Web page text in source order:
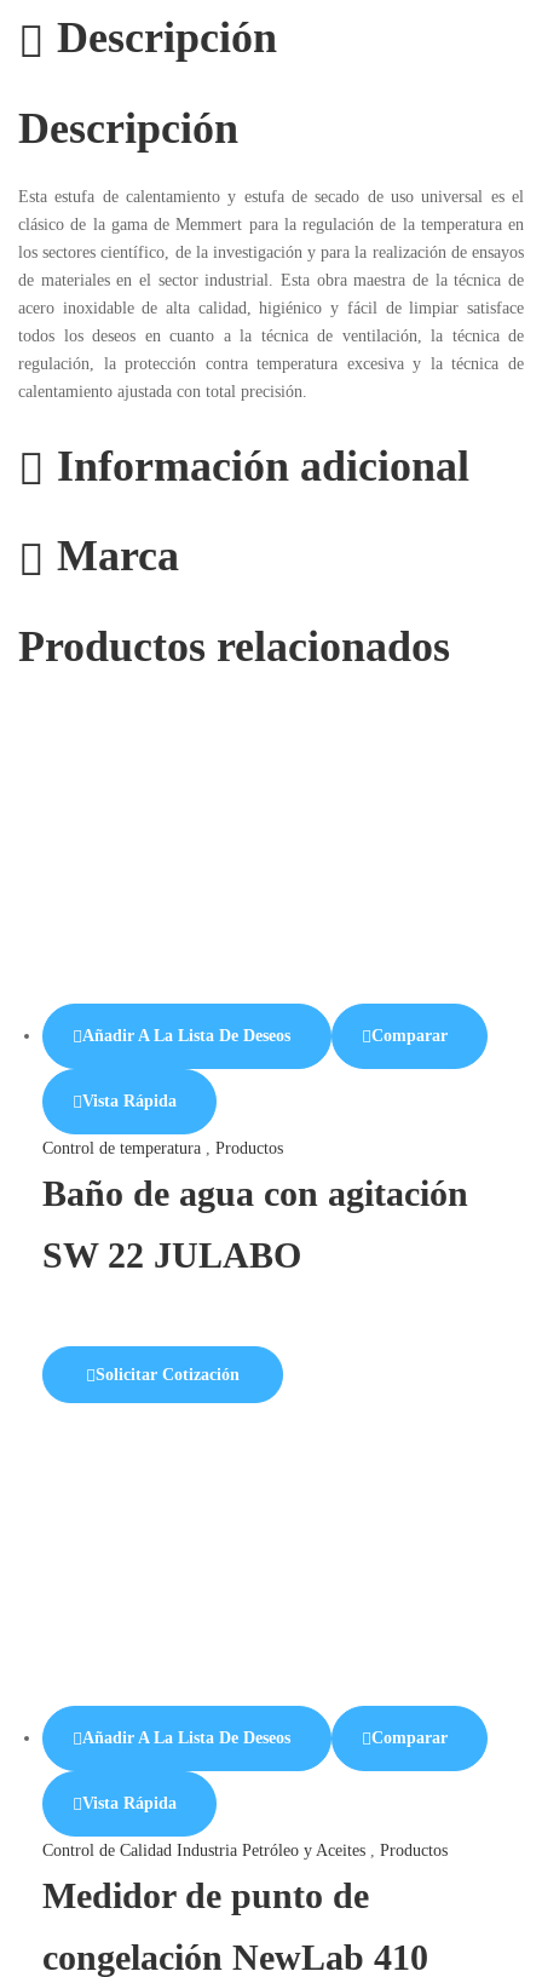
Descripción
Descripción
Esta estufa de calentamiento y estufa de secado de uso universal es el
clásico de la gama de Memmert para la regulación de la temperatura en
los sectores científico, de la investigación y para la realización de ensayos
de materiales en el sector industrial. Esta obra maestra de la técnica de
acero inoxidable de alta calidad, higiénico y fácil de limpiar satisface
todos los deseos en cuanto a la técnica de ventilación, la técnica de
regulación, la protección contra temperatura excesiva y la técnica de
calentamiento ajustada con total precisión.
Información adicional
Marca
Productos relacionados
Añadir A La Lista De Deseos Comparar
Vista Rápida
Control de temperatura, Productos
Baño de agua con agitación
SW 22 JULABO
Solicitar Cotización
Añadir A La Lista De Deseos Comparar
Vista Rápida
Control de Calidad Industria Petróleo y Aceites, Productos
Medidor de punto de
congelación NewLab 410